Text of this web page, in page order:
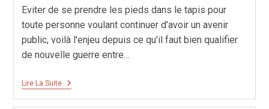
Eviter de se prendre les pieds dans le tapis pour
toute personne voulant continuer d'avoir un avenir
public, voilà l'enjeu depuis ce qu'il faut bien qualifier
de nouvelle guerre entre…
Lire La Suite Gaza